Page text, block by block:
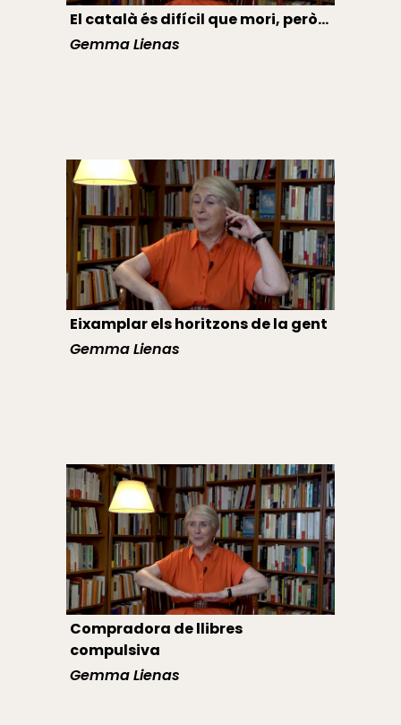
El català és difícil que mori, però...
Gemma Lienas
Eixamplar els horitzons de la gent
Gemma Lienas
Compradora de llibres
compulsiva
Gemma Lienas